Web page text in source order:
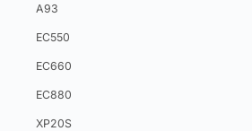
A93
EC550
EC660
EC880
XP20S